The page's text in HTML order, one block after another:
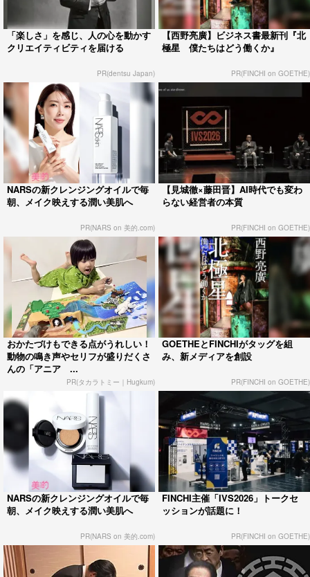
「楽しさ」を感じ、人の心を動かす
クリエイティビティを届ける
PR(dentsu Japan)
【西野亮廣】ビジネス書最新刊『北
極星 僕たちはどう働くか』
PR(FINCHI on GOETHE)
NARSの新クレンジングオイルで毎
朝、メイク映えする潤い美肌へ
PR(NARS on 美的.com)
【見城徹×藤田晋】AI時代でも変わ
らない経営者の本質
PR(FINCHI on GOETHE)
おかたづけもできる点がうれしい！
動物の鳴き声やセリフが盛りだくさ
んの「アニア ...
PR(タカラトミー｜Hugkum)
GOETHEとFINCHIがタッグを組
み、新メディアを創設
PR(FINCHI on GOETHE)
NARSの新クレンジングオイルで毎
朝、メイク映えする潤い美肌へ
PR(NARS on 美的.com)
FINCHI主催「IVS2026」トークセ
ッションが話題に！
PR(FINCHI on GOETHE)